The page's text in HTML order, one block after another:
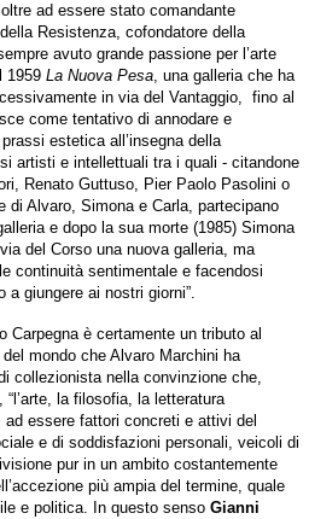
ad essere stato comandante
Resistenza, cofondatore della
avuto grande passione per l’arte
1959 La Nuova Pesa, una galleria che ha
in via del Vantaggio, fino al
come tentativo di annodare e
estetica all’insegna della
artisti e intellettuali tra i quali - citandone
Renato Guttuso, Pier Paolo Pasolini o
di Alvaro, Simona e Carla, partecipano
e dopo la sua morte (1985) Simona
del Corso una nuova galleria, ma
continuità sentimentale e facendosi
a giungere ai nostri giorni”.
Carpegna è certamente un tributo al
mondo che Alvaro Marchini ha
collezionista nella convinzione che,
, “l’arte, la filosofia, la letteratura
essere fattori concreti e attivi del
e di soddisfazioni personali, veicoli di
pur in un ambito costantemente
più ampia del termine, quale
e politica. In questo senso Gianni